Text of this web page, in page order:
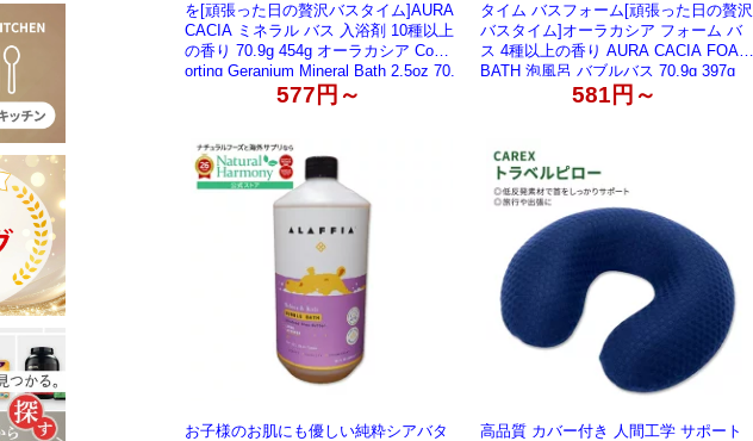
を[頑張った日の贅沢バスタイム]AURA
CACIA ミネラル バス 入浴剤 10種以上
の香り 70.9g 454g オーラカシア Comf
orting Geranium Mineral Bath 2.5oz 70.
9g【お取り寄せ商品】【合わせて買い
577円～
タイム バスフォーム[頑張った日の贅沢
バスタイム]オーラカシア フォーム バ
ス 4種以上の香り AURA CACIA FOAM
BATH 泡風呂 バブルバス 70.9g 397g
【合わせて買いたい】【お取り寄せ商
品】【合わせて買いたい】
581円～
お子様のお肌にも優しい純粋シアバタ
高品質 カバー付き 人間工学 サポート